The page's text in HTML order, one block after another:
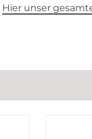
Hier unser